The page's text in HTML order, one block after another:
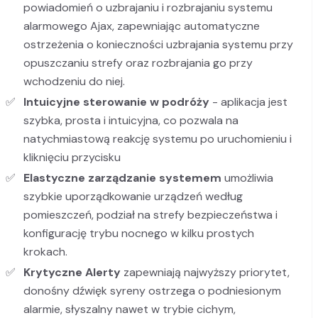
powiadomień o uzbrajaniu i rozbrajaniu systemu
alarmowego Ajax, zapewniając automatyczne
ostrzeżenia o konieczności uzbrajania systemu przy
opuszczaniu strefy oraz rozbrajania go przy
wchodzeniu do niej.
Intuicyjne sterowanie w podróży - aplikacja jest
szybka, prosta i intuicyjna, co pozwala na
natychmiastową reakcję systemu po uruchomieniu i
kliknięciu przycisku
Elastyczne zarządzanie systemem umożliwia
szybkie uporządkowanie urządzeń według
pomieszczeń, podział na strefy bezpieczeństwa i
konfigurację trybu nocnego w kilku prostych
krokach.
Krytyczne Alerty zapewniają najwyższy priorytet,
donośny dźwięk syreny ostrzega o podniesionym
alarmie, słyszalny nawet w trybie cichym,